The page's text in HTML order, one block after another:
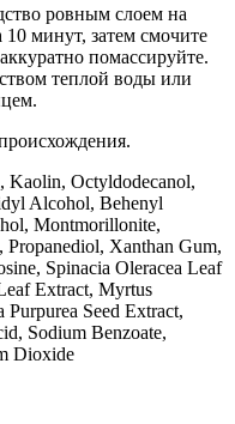
ровным слоем на
минут, затем смочите
помассируйте.
теплой воды или
Kaolin, Octyldodecanol,
Alcohol, Behenyl
Montmorillonite,
Xanthan Gum,
Spinacia Oleracea Leaf
Extract, Myrtus
Seed Extract,
Sodium Benzoate,
Dioxide